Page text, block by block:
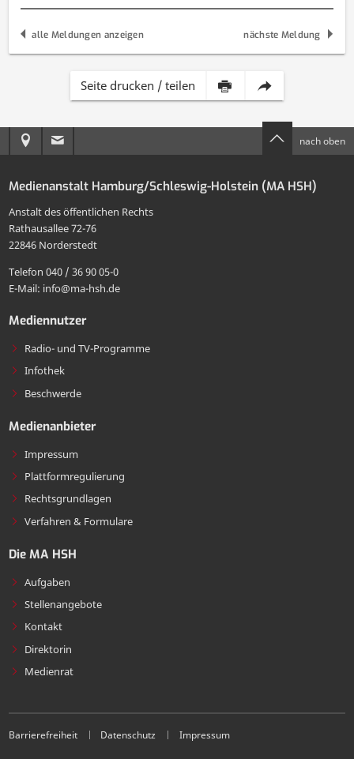
alle Meldungen anzeigen nächste Meldung
Seite drucken / teilen
Inhalt Diese
per
Anreise
MA
HSH
an
die
MA
HSH
nach oben
Medienanstalt Hamburg/Schleswig-Holstein (MA HSH)
Anstalt des öffentlichen Rechts
Rathausallee 72-76
22846 Norderstedt
Telefon 040 / 36 90 05-0
E-Mail: info@ma-hsh.de
Mediennutzer
Radio- und TV-Programme
Infothek
Beschwerde
Medienanbieter
Impressum
Plattformregulierung
Rechtsgrundlagen
Verfahren & Formulare
Die MA HSH
Aufgaben
Stellenangebote
Kontakt
Direktorin
Medienrat
Barrierefreiheit Datenschutz Impressum